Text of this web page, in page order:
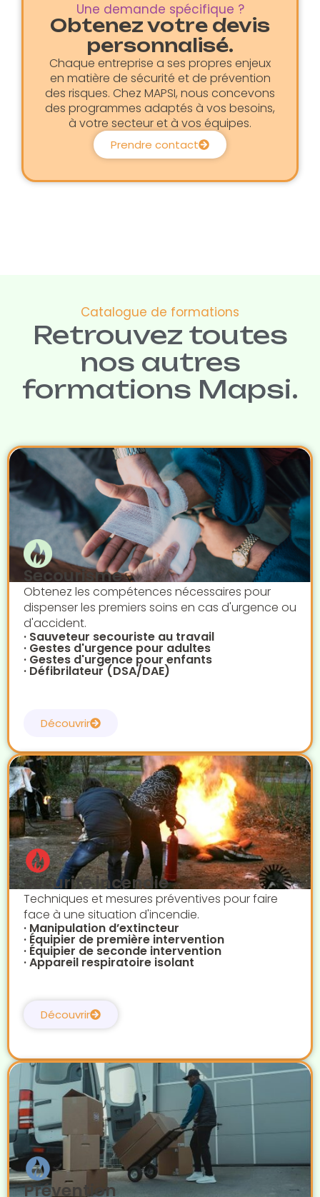
Une demande spécifique ?
Obtenez votre devis
personnalisé.
Chaque entreprise a ses propres enjeux
en matière de sécurité et de prévention
des risques. Chez MAPSI, nous concevons
des programmes adaptés à vos besoins,
à votre secteur et à vos équipes.
Prendre contact
Catalogue de formations
Retrouvez toutes
nos autres
formations Mapsi.
Secourisme
Obtenez les compétences nécessaires pour
dispenser les premiers soins en cas d'urgence ou
d'accident.
· Sauveteur secouriste au travail
· Gestes d'urgence pour adultes
· Gestes d'urgence pour enfants
· Défibrilateur (DSA/DAE)
Découvrir
Sécurité incendie
Techniques et mesures préventives pour faire
face à une situation d'incendie.
· Manipulation d’extincteur
· Équipier de première intervention
· Équipier de seconde intervention
· Appareil respiratoire isolant
Découvrir
Prévention